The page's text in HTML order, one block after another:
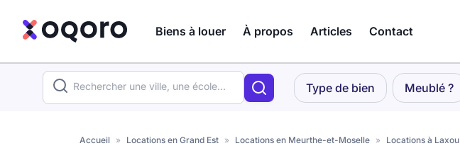
Biens à louer À propos Articles Contact
Votre
recherche
Type de bien Meublé ?
Accueil » Locations en Grand Est » Locations en Meurthe-et-Moselle » Locations à Laxou